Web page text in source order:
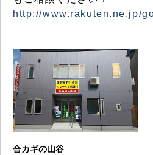
http://www.rakuten.ne.jp/
合カギの山谷